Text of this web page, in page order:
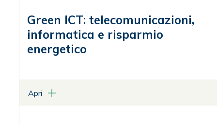
Green ICT: telecomunicazioni,
informatica e risparmio
energetico
LUOGO
Apri